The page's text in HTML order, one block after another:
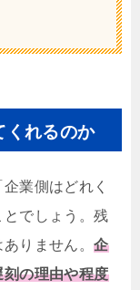
くれるのか
業側はどれく
でしょう。残
りません。企
の理由や程度